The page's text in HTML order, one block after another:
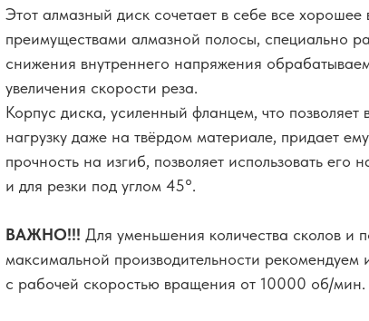
Этот алмазный диск сочетает в себе все хорошее
преимуществами алмазной полосы, специально
снижения внутреннего напряжения
увеличения скорости реза.
Корпус диска, усиленный фланцем, что позволяет
нагрузку даже на твёрдом материале, придает
прочность на изгиб, позволяет использовать его
и для резки под углом 45°.
ВАЖНО!!! Для уменьшения количества сколов и
максимальной производительности
с рабочей скоростью вращения от 10000 об/мин.